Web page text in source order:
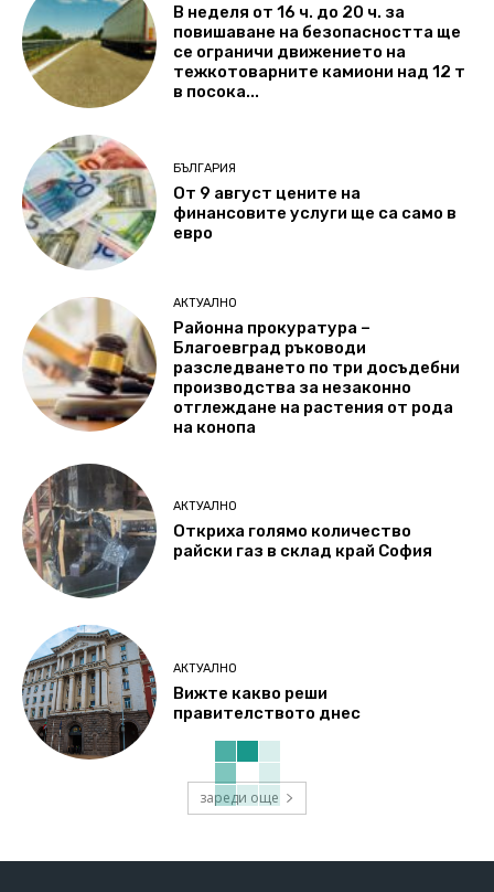
В неделя от 16 ч. до 20 ч. за
повишаване на безопасността ще
се ограничи движението на
тежкотоварните камиони над 12 т
в посока...
БЪЛГАРИЯ
От 9 август цените на
финансовите услуги ще са само в
евро
АКТУАЛНО
Районна прокуратура –
Благоевград ръководи
разследването по три досъдебни
производства за незаконно
отглеждане на растения от рода
на конопа
АКТУАЛНО
Откриха голямо количество
райски газ в склад край София
АКТУАЛНО
Вижте какво реши
правителството днес
зареди още